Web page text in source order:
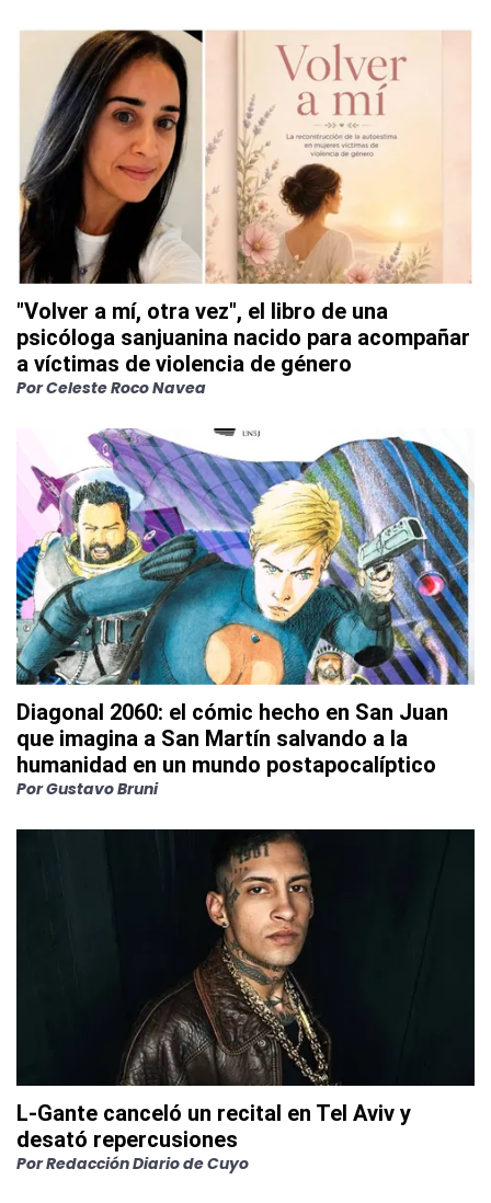
"Volver a mí, otra vez", el libro de una
psicóloga sanjuanina nacido para acompañar
a víctimas de violencia de género
PorCeleste Roco Navea
Diagonal 2060: el cómic hecho en San Juan
que imagina a San Martín salvando a la
humanidad en un mundo postapocalíptico
PorGustavo Bruni
L-Gante canceló un recital en Tel Aviv y
desató repercusiones
PorRedacción Diario de Cuyo